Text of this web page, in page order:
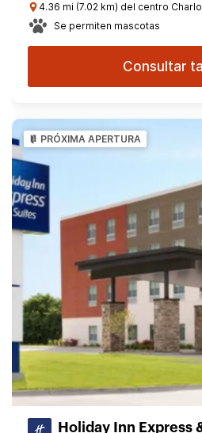
4.36 mi (7.02 km) del centro
Se permiten mascotas
Consultar
PRÓXIMA APERTURA
Holiday Inn Express